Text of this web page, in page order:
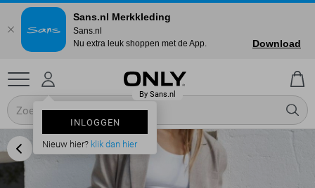
INLOGGEN
Nieuw hier? klik dan hier
Sans.nl Merkkleding
Sans.nl
Nu extra leuk shoppen met de App.
Download